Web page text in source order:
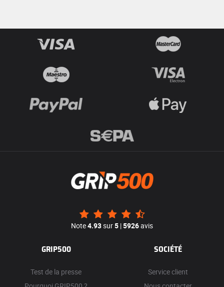
Note4.93sur5 |5926avis
GRIP500
Test de la presse
SOCIÉTÉ
Service client